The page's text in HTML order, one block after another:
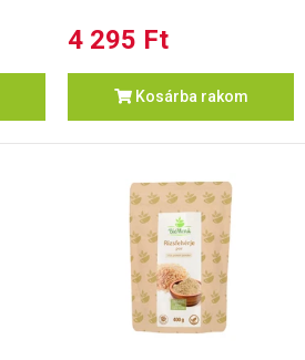
4 295 Ft
Kosárba rakom